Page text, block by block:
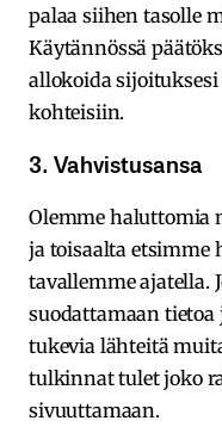
palaa siihen tasolle
Käytännössä
allokoida
kohteisiin.
3. Vahvistusansa
Olemme haluttomia
ja toisaalta etsimme
tavallemme ajatella.
suodattamaan
tukevia lähteitä
tulkinnat tulet joko
sivuuttamaan.